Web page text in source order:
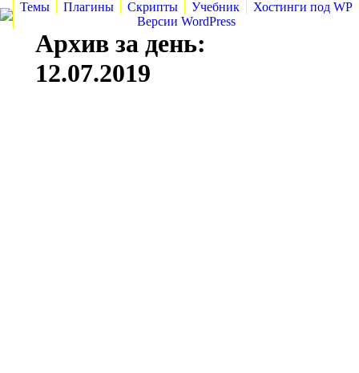
Темы Плагины Скрипты Учебник
Хостинги под WP
Версии WordPress
Архив за день:
12.07.2019